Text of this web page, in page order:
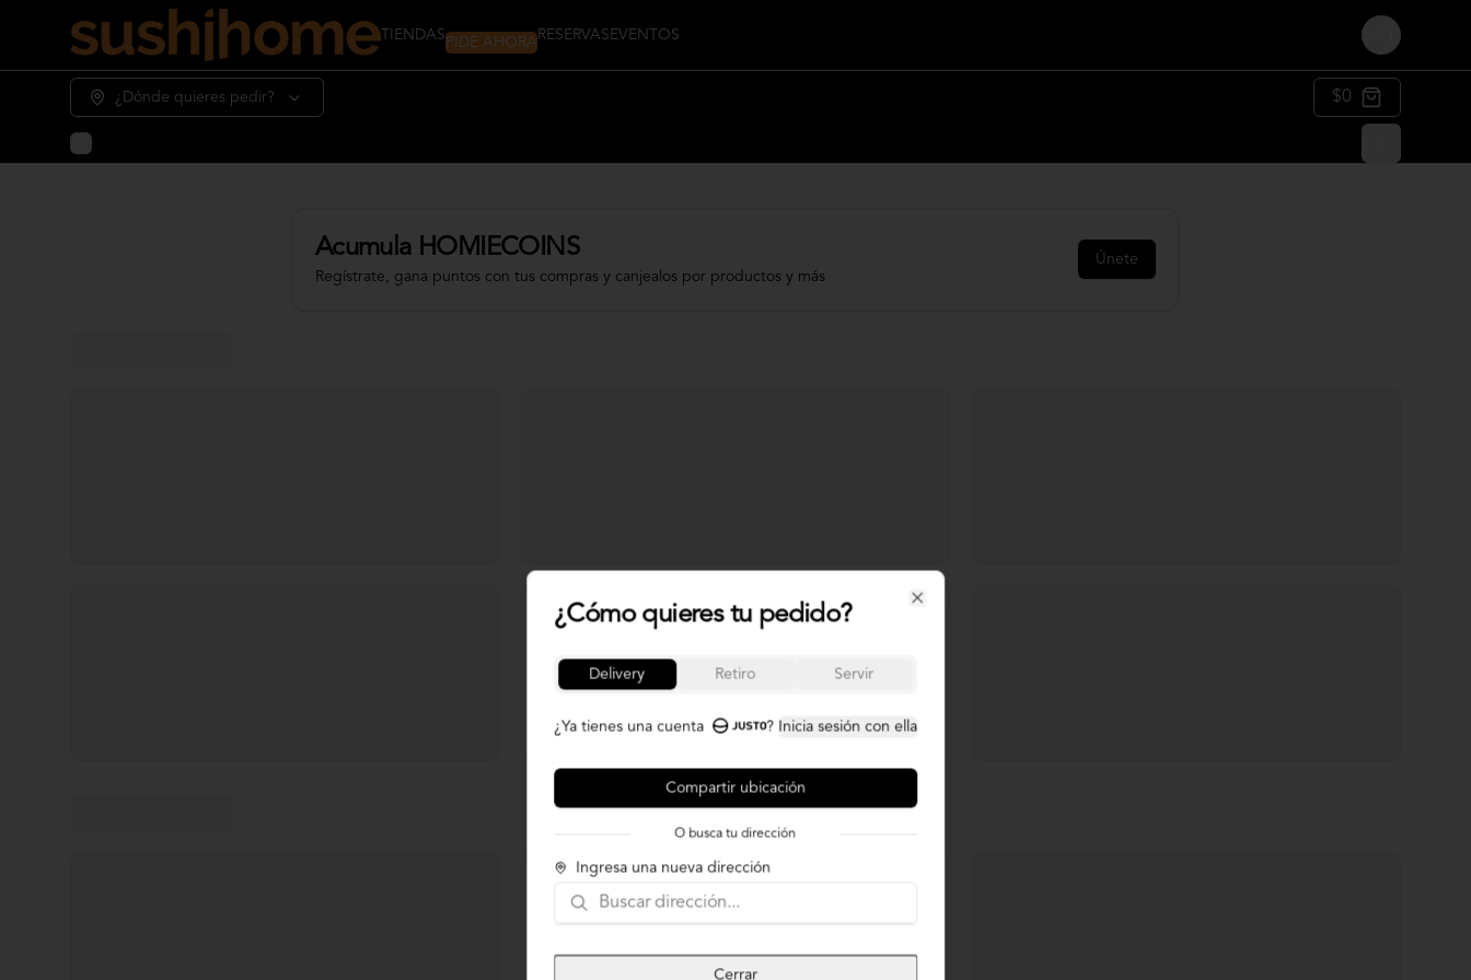
TIENDASPIDE AHORARESERVAS EVENTOS
Login
¿Dónde quieres pedir? $0
Acumula HOMIECOINS
Regístrate, gana puntos con tus compras y canjealos por productos y más
Únete
¿Cómo quieres tu pedido?
Delivery Retiro Servir
¿Ya tienes una cuenta ? Inicia sesión con ella
Compartir ubicación
O busca tu dirección
Ingresa una nueva dirección
Cerrar